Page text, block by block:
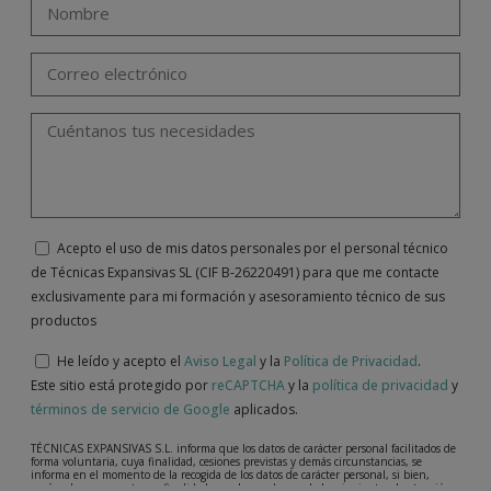
Acepto el uso de mis datos personales por el personal técnico
de Técnicas Expansivas SL (CIF B-26220491) para que me contacte
exclusivamente para mi formación y asesoramiento técnico de sus
productos
He leído y acepto el Aviso Legal y la Política de Privacidad.
Este sitio está protegido por reCAPTCHAy la política de privacidad y
términos de servicio de Google aplicados.
TÉCNICAS EXPANSIVAS S.L. informa que los datos de carácter personal facilitados de
forma voluntaria, cuya finalidad, cesiones previstas y demás circunstancias, se
informa en el momento de la recogida de los datos de carácter personal, si bien,